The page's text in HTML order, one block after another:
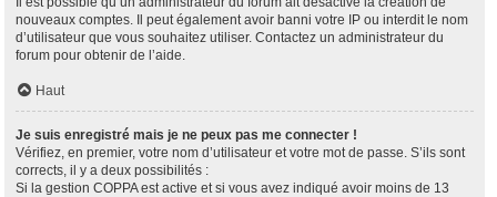
nouveaux comptes. Il peut également avoir banni votre IP ou interdit le nom
d’utilisateur que vous souhaitez utiliser. Contactez un administrateur du
forum pour obtenir de l’aide.
Haut
Je suis enregistré mais je ne peux pas me connecter !
Vérifiez, en premier, votre nom d’utilisateur et votre mot de passe. S’ils sont
corrects, il y a deux possibilités :
Si la gestion COPPA est active et si vous avez indiqué avoir moins de 13